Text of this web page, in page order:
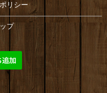
リシー
プ